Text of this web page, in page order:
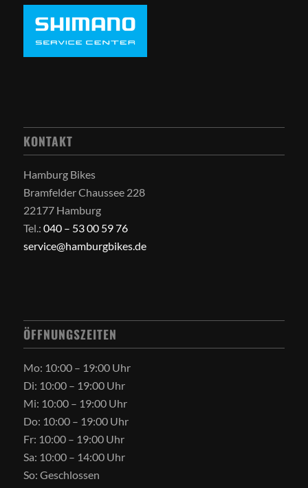
KONTAKT
Hamburg Bikes
Bramfelder Chaussee 228
22177 Hamburg
Tel.: 040 – 53 00 59 76
service@hamburgbikes.de
ÖFFNUNGSZEITEN
Mo: 10:00 – 19:00 Uhr
Di: 10:00 – 19:00 Uhr
Mi: 10:00 – 19:00 Uhr
Do: 10:00 – 19:00 Uhr
Fr: 10:00 – 19:00 Uhr
Sa: 10:00 – 14:00 Uhr
So: Geschlossen